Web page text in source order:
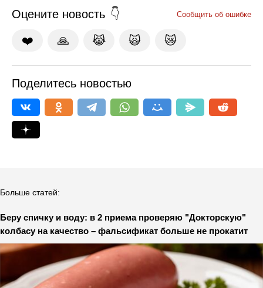
Оцените новость Сообщить об ошибке
❤️ 🙏 😹 🙀 😿
Поделитесь новостью
Больше статей:
Беру спичку и воду: в 2 приема проверяю "Докторскую"
колбасу на качество – фальсификат больше не прокатит